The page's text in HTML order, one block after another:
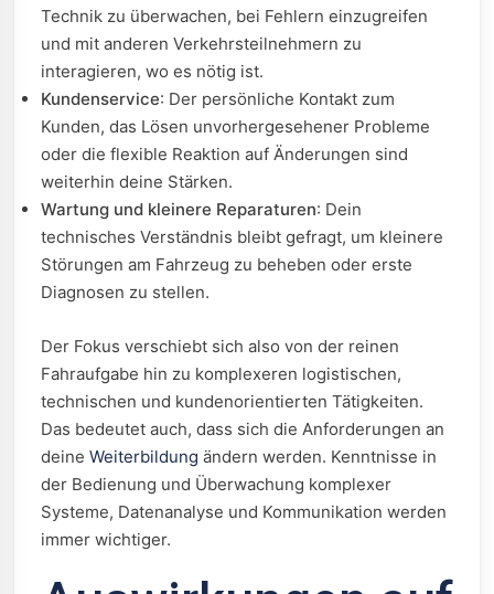
Technik zu überwachen, bei Fehlern einzugreifen
und mit anderen Verkehrsteilnehmern zu
interagieren, wo es nötig ist.
Kundenservice: Der persönliche Kontakt zum
Kunden, das Lösen unvorhergesehener Probleme
oder die flexible Reaktion auf Änderungen sind
weiterhin deine Stärken.
Wartung und kleinere Reparaturen: Dein
technisches Verständnis bleibt gefragt, um kleinere
Störungen am Fahrzeug zu beheben oder erste
Diagnosen zu stellen.
Der Fokus verschiebt sich also von der reinen
Fahraufgabe hin zu komplexeren logistischen,
technischen und kundenorientierten Tätigkeiten.
Das bedeutet auch, dass sich die Anforderungen an
deine Weiterbildung ändern werden. Kenntnisse in
der Bedienung und Überwachung komplexer
Systeme, Datenanalyse und Kommunikation werden
immer wichtiger.